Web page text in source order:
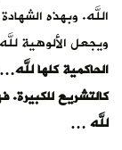
الله. وبهذه
ويجعل الألوهية
الحاكمية كلها
كالتشريع للكبيرة.
لله …